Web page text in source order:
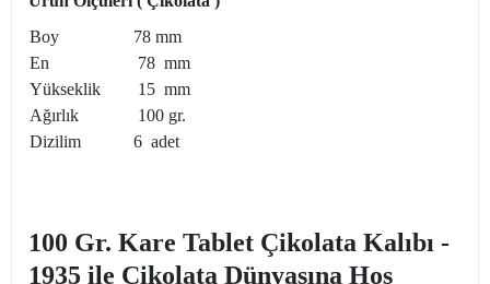
Boy
78 mm
En
78 mm
Yükseklik
15 mm
Ağırlık
100 gr.
Dizilim
6 adet
100 Gr. Kare Tablet Çikolata Kalıbı -
1935 ile Çikolata Dünyasına Hoş